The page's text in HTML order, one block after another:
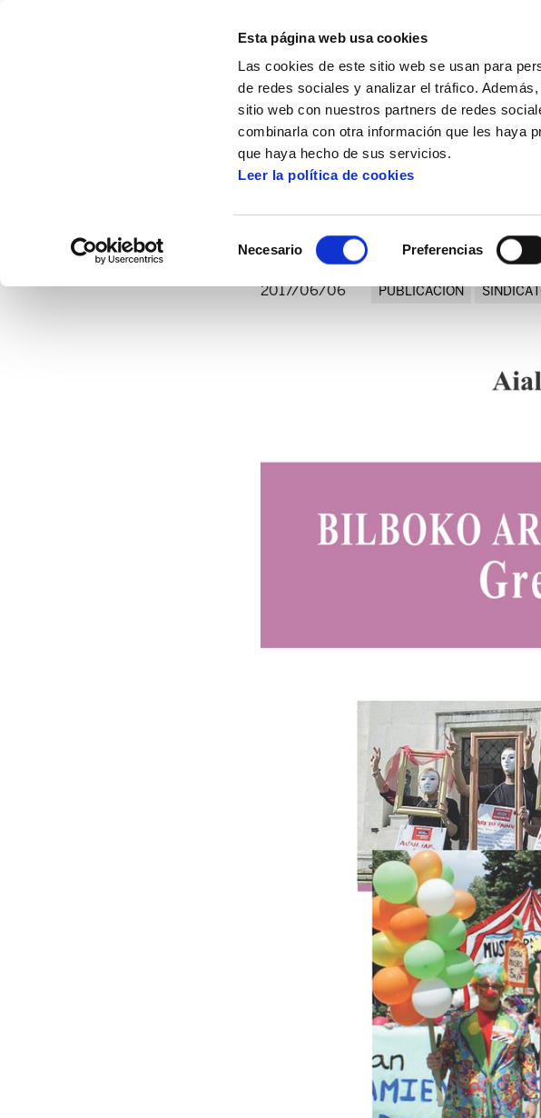
Esta página web usa cookies
Las cookies de este sitio web se usan para
de redes sociales y analizar el tráfico.
sitio web con nuestros partners de redes
combinarla con otra información que les haya
que haya hecho de sus servicios.
Leer la política de cookies
Necesario Preferencias
Museo Bellas Artes de Bilbao: el arte de la
Museo Bellas
2017/06/06 PUBLICACION